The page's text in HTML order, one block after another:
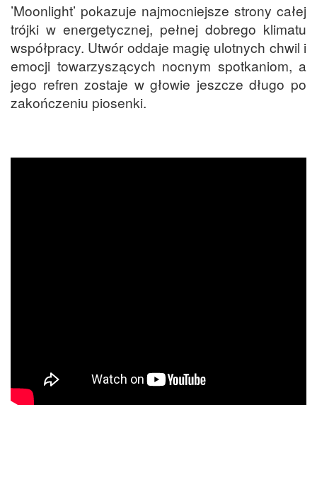
’Moonlight’ pokazuje najmocniejsze strony całej
trójki w energetycznej, pełnej dobrego klimatu
współpracy. Utwór oddaje magię ulotnych chwil i
emocji towarzyszących nocnym spotkaniom, a
jego refren zostaje w głowie jeszcze długo po
zakończeniu piosenki.